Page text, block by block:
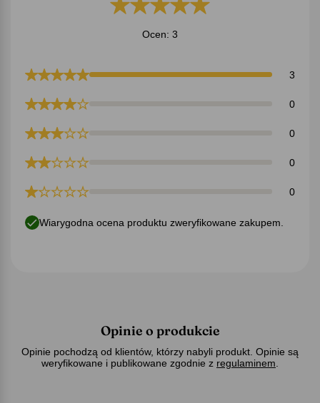
Ocen: 3
3
0
0
0
0
Wiarygodna ocena produktu zweryfikowane zakupem.
Opinie o produkcie
Opinie pochodzą od klientów, którzy nabyli produkt. Opinie są
weryfikowane i publikowane zgodnie z regulaminem